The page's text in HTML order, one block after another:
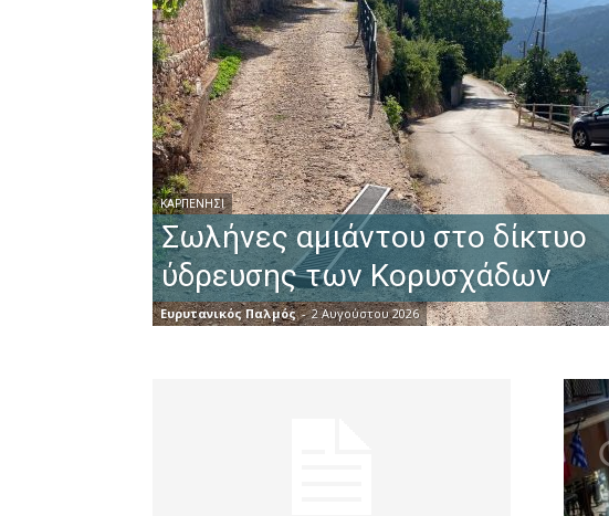
ΚΑΡΠΕΝΉΣΙ
Σωλήνες αμιάντου στο δίκτυο
ύδρευσης των Κορυσχάδων
Ευρυτανικός Παλμός - 2 Αυγούστου 2026